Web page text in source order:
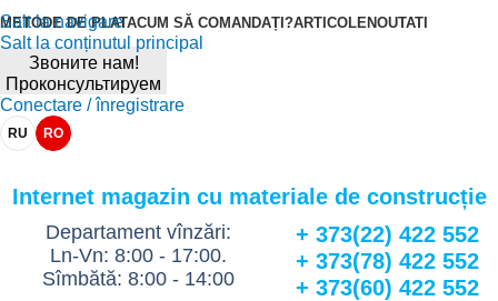
Salt la navigare
Salt la conținutul principal
METODE DE PLATACUM SĂ COMANDAȚI?ARTICOLENOUTATI
Звоните нам!
Проконсультируем
Conectare / înregistrare
RU RO
Internet magazin cu materiale de construcție
Departament vînzări:
Ln-Vn: 8:00 - 17:00.
Sîmbătă: 8:00 - 14:00
+ 373(22) 422 552
+ 373(78) 422 552
+ 373(60) 422 552